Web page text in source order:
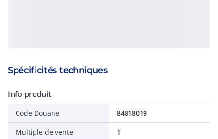
Spécificités techniques
Info produit
Code Douane 84818019
Multiple de vente 1